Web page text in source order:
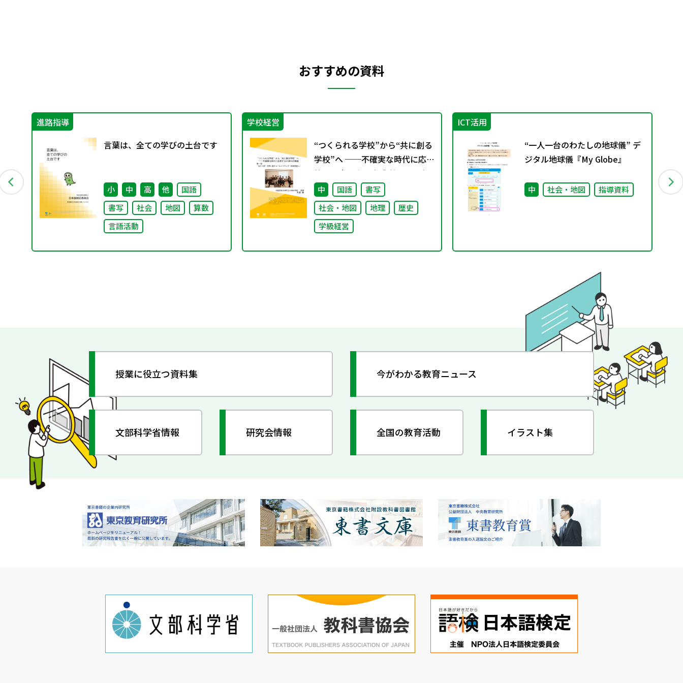
おすすめの資料
進路指導
言葉は、全ての学びの土台です
小 中 高 他
国語
書写
社会 地図
算数
言語活動
学校経営
“つくられる学校”から“共に創る
学校”へ ──不確実な時代に応
答する小津中の実践 第一回 “当
たり前”を問い直すルールメイキ
ング（校則見直し）
中 国語
書写
社会・地図
地理
歴史
学級経営
ICT活用
“一人一台のわたしの地球儀” デ
ジタル地球儀『My Globe』
中 社会・地図 指導資料
授業に役立つ資料集 今がわかる教育ニュース
文部科学省情報 研究会情報 全国の教育活動 イラスト集